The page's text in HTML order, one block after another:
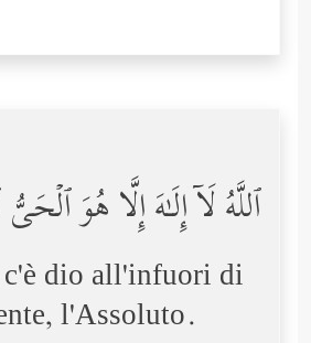
ٱللَّهُ لَاۤ إِلَـٰهَ إِلَّا هُوَ ٱلۡحَیُّ
dio all'infuori di
l'Assoluto.